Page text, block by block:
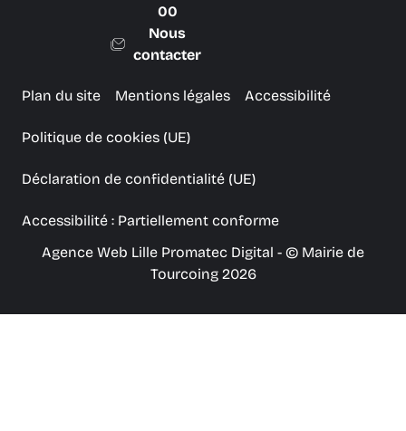
00
Nous
contacter
Plan du site Mentions légales Accessibilité
Politique de cookies (UE)
Déclaration de confidentialité (UE)
Accessibilité : Partiellement conforme
Agence Web Lille Promatec Digital - © Mairie de
Tourcoing 2026